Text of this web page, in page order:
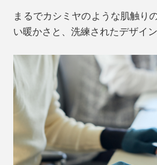
まるでカシミヤのような肌触
い暖かさと、洗練されたデザイ